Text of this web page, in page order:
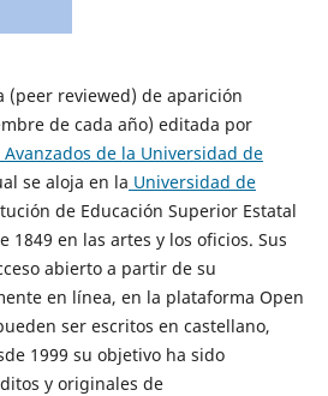
(peer reviewed) de aparición
de cada año) editada por
de la Universidad de
se aloja en la Universidad de
de Educación Superior Estatal
1849 en las artes y los oficios. Sus
abierto a partir de su
en línea, en la plataforma Open
ser escritos en castellano,
1999 su objetivo ha sido
y originales de